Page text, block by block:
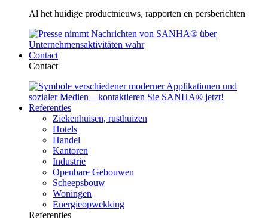
Al het huidige productnieuws, rapporten en persberichten
Contact
Contact
Referenties
Ziekenhuisen, rusthuizen
Hotels
Handel
Kantoren
Industrie
Openbare Gebouwen
Scheepsbouw
Woningen
Energieopwekking
Referenties